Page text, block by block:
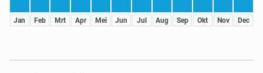
Jan Feb Mrt Apr Mei Jun Jul Aug Sep Okt Nov Dec